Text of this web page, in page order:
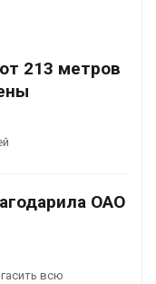
213 метров
ОАО
всю